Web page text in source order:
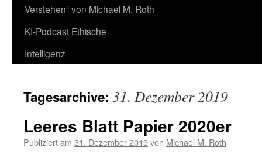
Verstehen“ von Michael M. Roth
KI-Podcast Ethische
Intelligenz
Tagesarchive: 31. Dezember 2019
Leeres Blatt Papier 2020er
Publiziert am 31. Dezember 2019von Michael M. Roth